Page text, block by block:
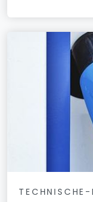
TECHNISCHE-